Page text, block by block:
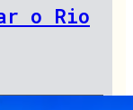
o Rio